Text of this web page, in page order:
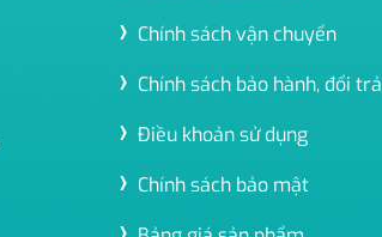
Chính sách vận chuyển
Chính sách bảo hành, đổi trả
Điều khoản sử dụng
Chính sách bảo mật